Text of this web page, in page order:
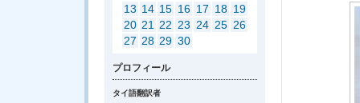
13 14 15 16 17 18 19
20 21 22 23 24 25 26
27 28 29 30
プロフィール
タイ語翻訳者